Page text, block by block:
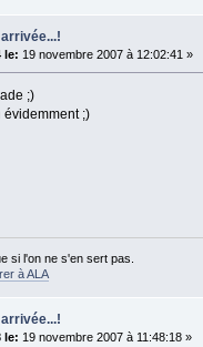
le: 19 novembre 2007 à 12:02:41 »
;)
évidemment ;)
si l'on ne s'en sert pas.
à ALA
le: 19 novembre 2007 à 11:48:18 »